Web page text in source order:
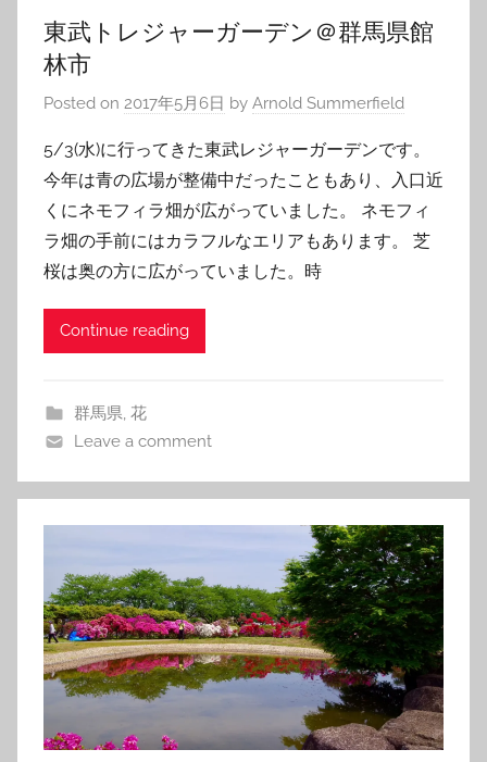
東武トレジャーガーデン＠群馬県館
林市
Posted on 2017年5月6日 by Arnold Summerfield
5/3(水)に行ってきた東武レジャーガーデンです。
今年は青の広場が整備中だったこともあり、入口近
くにネモフィラ畑が広がっていました。 ネモフィ
ラ畑の手前にはカラフルなエリアもあります。 芝
桜は奥の方に広がっていました。時
Continue reading
群馬県 花
Leave a comment